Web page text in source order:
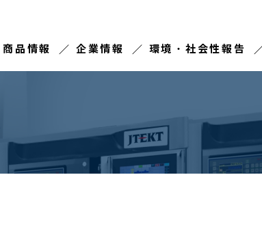
商品情報 企業情報 環境・社会性報告